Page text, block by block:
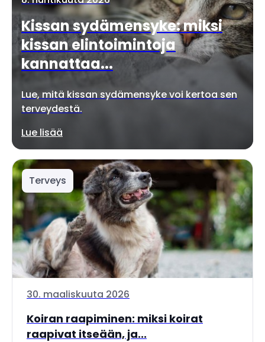
Kissan sydämensyke: miksi
kissan elintoimintoja
kannattaa...
Lue, mitä kissan sydämensyke voi kertoa sen
terveydestä.
Lue lisää
Terveys
30. maaliskuuta 2026
Koiran raapiminen: miksi koirat
raapivat itseään, ja...